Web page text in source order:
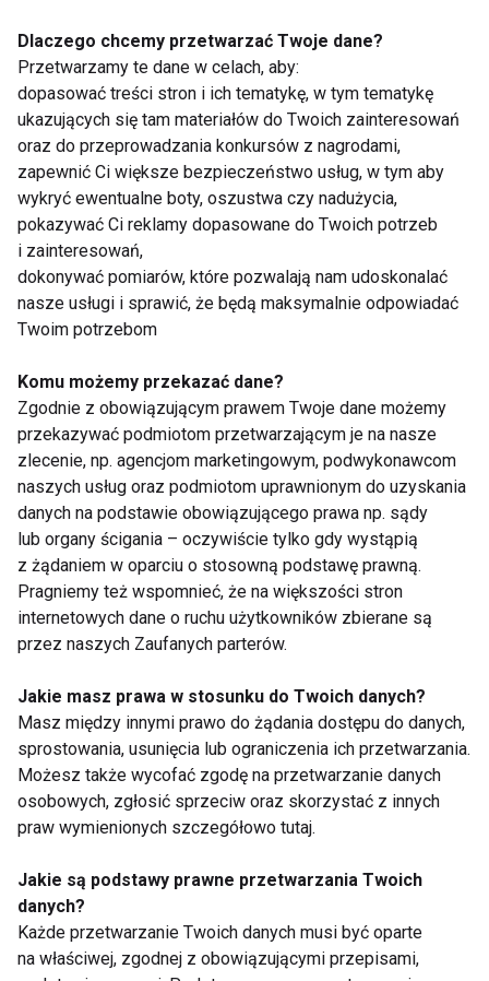
żeby się wysypiać. Sen stanowi największe źródło
regeneracji. Mała ilość snu powoduje spadek
wydzielania leptyny (hormon sytości) i wzrost
poziomu greliny (odpowiedzialnej za uczucie głodu).
Spanie poniżej 6 godzin powoduje przyrost tkanki
tłuszczowej. Pamiętaj o tym w ferworze licznych
zajęć.
Partner treningowy
walki o lepszą formę jeżeli mamy przy sobie osobę,
która nas motywuje i wspólnie z nami stawia sobie
wyzwania treningowe. Namów znajomego, partnera,
rodzeństwo niech razem z tobą zadba o kondycję.
Dzięki temu łatwiej będzie ci wytrwać w nowych
postanowieniach oraz cieszyć się każdym
osiągniętym progresem.
Powrót do formy po wakacjach nie jest taki trudny
jak się wydaje, pod warunkiem, że masz
odpowiednie nastawienie i nie porywasz się od razu
z motyką na słońce.
„Najważniejsze to wybrać taką aktywność fizyczną
jaką się lubi i co jakiś czas ją zmieniać próbując
nowości. Jeżeli w ubiegłym roku wykonywałeś sam
trening siłowy, spróbuj czegoś nowego – np. zajęć
typu crossfit lub Tabaty. Jeżeli do tej pory ćwiczyłaś
tylko fitness, polecam trening ze sztangą. Kluby
fitness z roku na rok modyfikują swoją ofertę
dostosowując ją do potrzeb klienta i nowości
Dlaczego chcemy przetwarzać Twoje dane?
Przetwarzamy te dane w celach, aby:
dopasować treści stron i ich tematykę, w tym tematykę
ukazujących się tam materiałów do Twoich zainteresowań
oraz do przeprowadzania konkursów z nagrodami,
zapewnić Ci większe bezpieczeństwo usług, w tym aby
wykryć ewentualne boty, oszustwa czy nadużycia,
pokazywać Ci reklamy dopasowane do Twoich potrzeb
i zainteresowań,
dokonywać pomiarów, które pozwalają nam udoskonalać
nasze usługi i sprawić, że będą maksymalnie odpowiadać
Twoim potrzebom
Komu możemy przekazać dane?
Zgodnie z obowiązującym prawem Twoje dane możemy
przekazywać podmiotom przetwarzającym je na nasze
zlecenie, np. agencjom marketingowym, podwykonawcom
naszych usług oraz podmiotom uprawnionym do uzyskania
danych na podstawie obowiązującego prawa np. sądy
lub organy ścigania – oczywiście tylko gdy wystąpią
z żądaniem w oparciu o stosowną podstawę prawną.
Pragniemy też wspomnieć, że na większości stron
internetowych dane o ruchu użytkowników zbierane są
przez naszych Zaufanych parterów.
Jakie masz prawa w stosunku do Twoich danych?
Masz między innymi prawo do żądania dostępu do danych,
sprostowania, usunięcia lub ograniczenia ich przetwarzania.
Możesz także wycofać zgodę na przetwarzanie danych
osobowych, zgłosić sprzeciw oraz skorzystać z innych
praw wymienionych szczegółowo tutaj.
Jakie są podstawy prawne przetwarzania Twoich
danych?
Każde przetwarzanie Twoich danych musi być oparte
na właściwej, zgodnej z obowiązującymi przepisami,